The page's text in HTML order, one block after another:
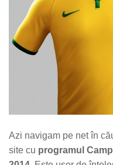
Azi navigam pe net în
site cu programul